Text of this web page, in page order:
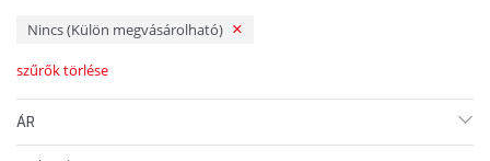
Nincs (Külön megvásárolható)
szűrők törlése
ÁR